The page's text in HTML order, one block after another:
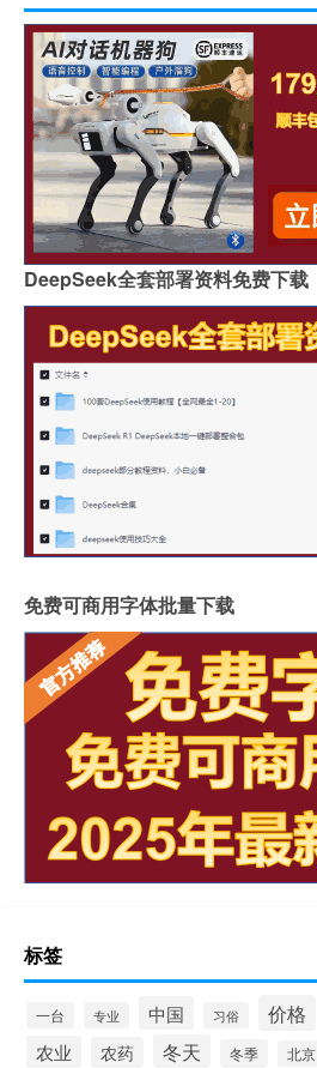
DeepSeek全套部署资料免费下载
免费可商用字体批量下载
标签
一台 专业 中国 习俗 价格
农业 农药 冬天 冬季 北京